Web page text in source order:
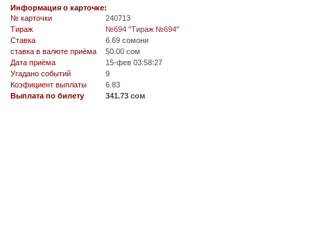
Информация о карточке:
№ карточки
240713
Tираж
№694 "Тираж №694"
Ставка
6.69 сомони
ставка в валюте приёма
50.00 сом
Дата приёма
15-фев 03:58:27
Угадано событий
9
Коэфициент выплаты
6.83
Выплата по билету
341.73 сом